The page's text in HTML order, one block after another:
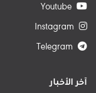
آخر الأخبار